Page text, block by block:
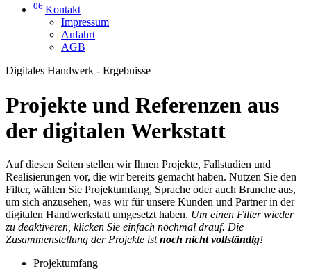
06 Kontakt
Impressum
Anfahrt
AGB
Digitales Handwerk - Ergebnisse
Projekte und Referenzen aus
der digitalen Werkstatt
Auf diesen Seiten stellen wir Ihnen Projekte, Fallstudien und
Realisierungen vor, die wir bereits gemacht haben. Nutzen Sie den
Filter, wählen Sie Projektumfang, Sprache oder auch Branche aus,
um sich anzusehen, was wir für unsere Kunden und Partner in der
digitalen Handwerkstatt umgesetzt haben. Um einen Filter wieder
zu deaktiveren, klicken Sie einfach nochmal drauf. Die
Zusammenstellung der Projekte istnoch nicht vollständig!
Projektumfang